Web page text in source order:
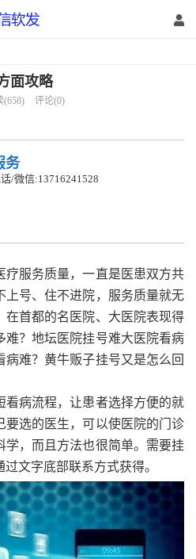
面攻略
(658) 评论(0)
务
/微信:13716241528
疗服务质量，一直是医患双方共
上号、住不进院，服务质量就无
在首都的名医院、大医院表现得
难？地坛医院挂号难大医院看病
难？黄牛贩子挂号又是怎么回
看病流程，让患者选择方便的就
要选的医生，可以使医院的门诊
学，而且方法也很简单。需要挂
文字底部联系方式获得。